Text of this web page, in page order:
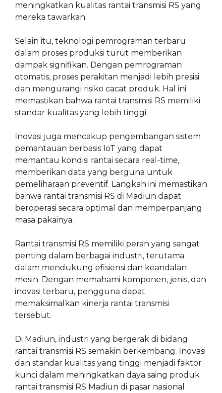
meningkatkan kualitas rantai transmisi RS yang
mereka tawarkan.
Selain itu, teknologi pemrograman terbaru
dalam proses produksi turut memberikan
dampak signifikan. Dengan pemrograman
otomatis, proses perakitan menjadi lebih presisi
dan mengurangi risiko cacat produk. Hal ini
memastikan bahwa rantai transmisi RS memiliki
standar kualitas yang lebih tinggi.
Inovasi juga mencakup pengembangan sistem
pemantauan berbasis IoT yang dapat
memantau kondisi rantai secara real-time,
memberikan data yang berguna untuk
pemeliharaan preventif. Langkah ini memastikan
bahwa rantai transmisi RS di Madiun dapat
beroperasi secara optimal dan memperpanjang
masa pakainya.
Rantai transmisi RS memiliki peran yang sangat
penting dalam berbagai industri, terutama
dalam mendukung efisiensi dan keandalan
mesin. Dengan memahami komponen, jenis, dan
inovasi terbaru, pengguna dapat
memaksimalkan kinerja rantai transmisi
tersebut.
Di Madiun, industri yang bergerak di bidang
rantai transmisi RS semakin berkembang. Inovasi
dan standar kualitas yang tinggi menjadi faktor
kunci dalam meningkatkan daya saing produk
rantai transmisi RS Madiun di pasar nasional